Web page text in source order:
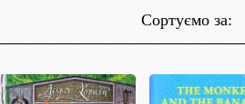
Сортуємо за: